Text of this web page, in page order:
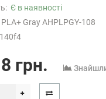
Є в наявності
PLA+ Gray AHPLPGY-108
грн.